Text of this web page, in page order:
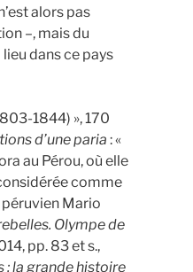
alors pas
–, mais du
dans ce pays
1844) », 170
d’une paria : «
au Pérou, où elle
comme
Mario
Olympe de
pp. 83 et s.,
: la grande histoire